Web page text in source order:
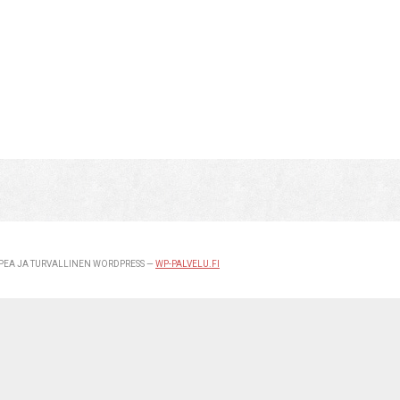
JA TURVALLINEN WORDPRESS — WP-PALVELU.FI